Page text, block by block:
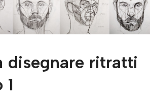
disegnare ritratti